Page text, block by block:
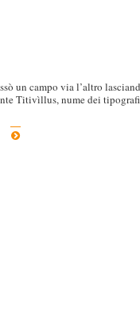
un campo via l’altro
Titivìllus, nume dei